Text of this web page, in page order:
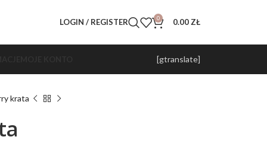
LOGIN / REGISTER 0 0.00 ZŁ
[gtranslate]
krata